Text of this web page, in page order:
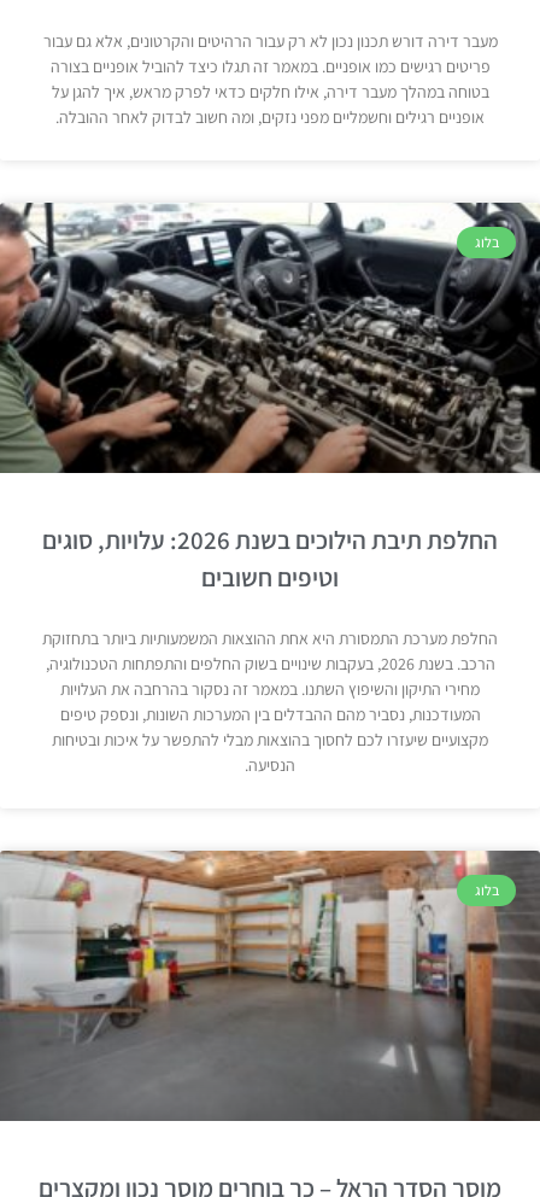
מעבר דירה דורש תכנון נכון לא רק עבור הרהיטים והקרטונים, אלא גם עבור
פריטים רגישים כמו אופניים. במאמר זה תגלו כיצד להוביל אופניים בצורה
בטוחה במהלך מעבר דירה, אילו חלקים כדאי לפרק מראש, איך להגן על
אופניים רגילים וחשמליים מפני נזקים, ומה חשוב לבדוק לאחר ההובלה.
בלוג
החלפת תיבת הילוכים בשנת 2026: עלויות, סוגים
וטיפים חשובים
החלפת מערכת התמסורת היא אחת ההוצאות המשמעותיות ביותר בתחזוקת
הרכב. בשנת 2026, בעקבות שינויים בשוק החלפים והתפתחות הטכנולוגיה,
מחירי התיקון והשיפוץ השתנו. במאמר זה נסקור בהרחבה את העלויות
המעודכנות, נסביר מהם ההבדלים בין המערכות השונות, ונספק טיפים
מקצועיים שיעזרו לכם לחסוך בהוצאות מבלי להתפשר על איכות ובטיחות
הנסיעה.
בלוג
מוסך הסדר הראל – כך בוחרים מוסך נכון ומקצרים